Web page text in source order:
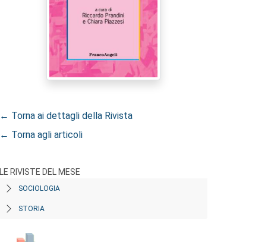
← Torna ai dettagli della Rivista
← Torna agli articoli
LE RIVISTE DEL MESE
SOCIOLOGIA
STORIA